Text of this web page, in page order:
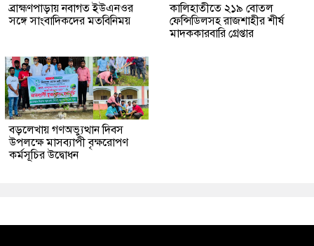
ব্রাহ্মণপাড়ায় নবাগত ইউএনওর
সঙ্গে সাংবাদিকদের মতবিনিময়
কালিহাতীতে ২১৯ বোতল
ফেন্সিডিলসহ রাজশাহীর শীর্ষ
মাদককারবারি গ্রেপ্তার
বড়লেখায় গণঅভ্যুত্থান দিবস
উপলক্ষে মাসব্যাপী বৃক্ষরোপণ
কর্মসূচির উদ্বোধন